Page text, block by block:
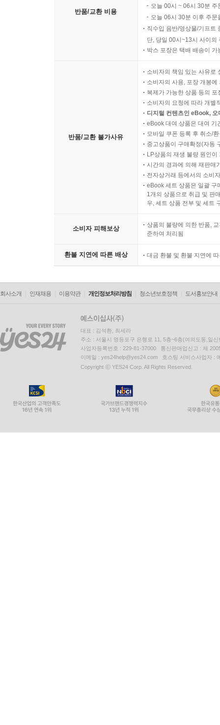
반품/교환 비용
오늘 00시 ~ 06시 30분
오늘 06시 30분 이후 주
직수입 음반/영상물/기프트
단, 당일 00시~13시 사이의
박스 포장은 택배 배송이
반품/교환 불가사유
소비자의 책임 있는 사유로
소비자의 사용, 포장 개봉
복제가 가능한 상품 등의
소비자의 요청에 따라 개별
디지털 컨텐츠인 eBook,
eBook 대여 상품은 대여 기
모바일 쿠폰 등록 후 취소/
중고상품이 구매확정(자동
LP상품의 재생 불량 원인
시간의 경과에 의해 재판매
전자상거래 등에서의 소비
eBook 세트 상품은 일괄 구
1개의 상품으로 취급 및 판
우, 세트 상품 전부 및 세트
소비자 피해보상
상품의 불량에 의한 반품,
준하여 처리됨
환불 지연에 따른 배상 대금 환불 및 환불 지연에
회사소개 인재채용 이용약관 개인정보처리방침 청소년보호정책 도서홍보안내
대표 : 김석환, 최세라
주소 : 서울시 영등포구 은행로 11, 5층~6층(여의도동,일신
사업자등록번호 : 229-81-37000 통신판매업신고 : 제
이메일 : yes24help@yes24.com 호스팅 서비스사업자 :
Copyright ⓒ YES24 Corp. All Rights Reserved.